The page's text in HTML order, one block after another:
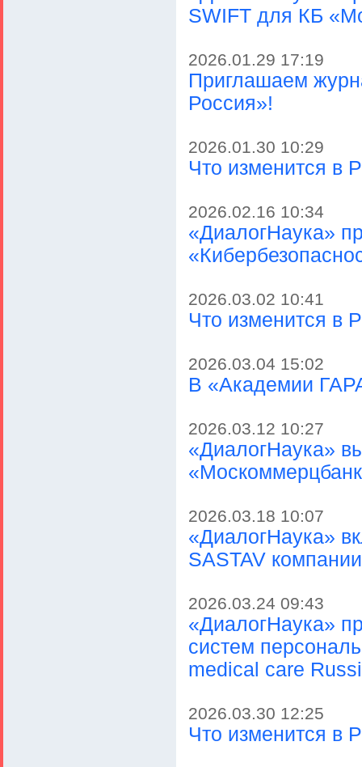
SWIFT для КБ
2026.01.29 17:19
Приглашаем
Россия»!
2026.01.30 10:29
Что изменится в
2026.02.16 10:34
«ДиалогНаука»
2026.03.02 10:41
Что изменится в
2026.03.04 15:02
В «Академии
2026.03.12 10:27
«ДиалогНаука»
2026.03.18 10:07
«ДиалогНаука»
SASTAV
2026.03.24 09:43
«ДиалогНаука»
систем
medical care
2026.03.30 12:25
Что изменится в